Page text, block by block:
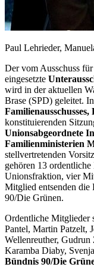
Paul Lehrieder,
Der vom Ausschuss
eingesetzte
wird in der aktuellen
Brase (SPD) geleitet.
konstituierenden
Unionsabgeordnete
Familienministerien
stellvertretenden
gehören 13
Unionsfraktion, vier
Mitglied entsenden
90/Die Grünen.
Ordentliche Mitglieder
Pantel, Martin Patzelt,
Wellenreuther, Gudrun
Karamba Diaby,
Bündnis 90/Die